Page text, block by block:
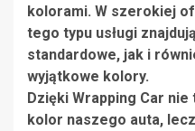
kolorami. W szerokiej
tego typu usługi
standardowe, jak i
wyjątkowe kolory.
Dzięki Wrapping Car
kolor naszego auta,